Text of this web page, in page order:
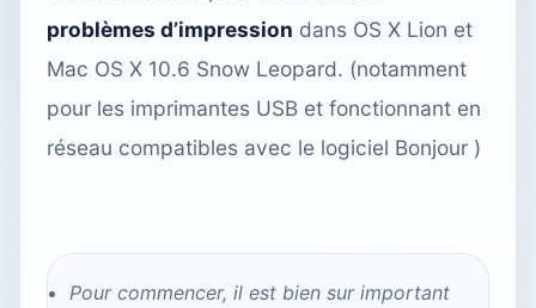
problèmes d’impression dans OS X Lion et
Mac OS X 10.6 Snow Leopard. (notamment
pour les imprimantes USB et fonctionnant en
réseau compatibles avec le logiciel Bonjour )
Pour commencer, il est bien sur important